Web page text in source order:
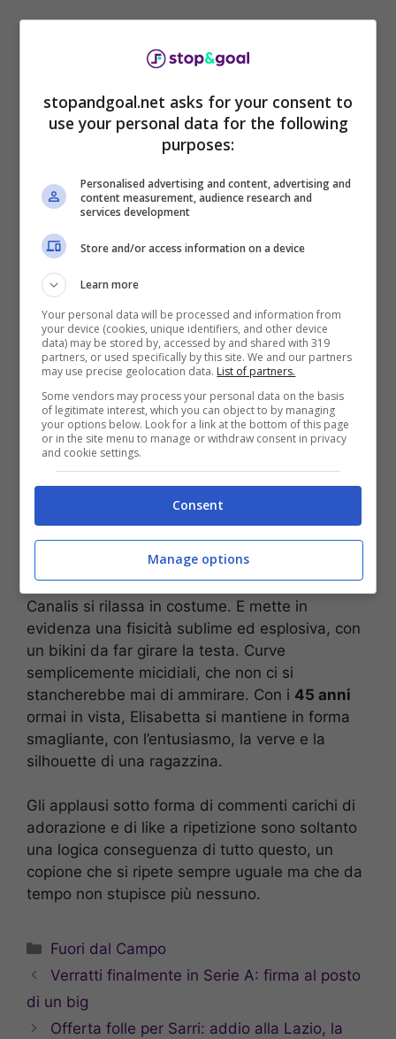
Il suo profilo Instagram viene sempre preso
oltre tre milioni e mezzo di followers) e in
questo periodo più che mai. Dato che le foto
sensazionali.
Elisabetta Canalis, visione più esplosiva che mai: quasi non ci
sono parole (foto da Instagram) – Stopandgoal.net
Trascorrendo un weekend con gli amici, la
Canalis si rilassa in costume. E mette in
evidenza una fisicità sublime ed esplosiva, con
un bikini da far girare la testa. Curve
semplicemente micidiali, che non ci si
stancherebbe mai di ammirare. Con i 45 anni
ormai in vista, Elisabetta si mantiene in forma
smagliante, con l’entusiasmo, la verve e la
silhouette di una ragazzina.
Gli applausi sotto forma di commenti carichi di
adorazione e di like a ripetizione sono soltanto
una logica conseguenza di tutto questo, un
copione che si ripete sempre uguale ma che da
tempo non stupisce più nessuno.
Categorie
Fuori dal Campo
Verratti finalmente in Serie A: firma al posto
di un big
Offerta folle per Sarri: addio alla Lazio, la
stopandgoal.net asks for your consent to
use your personal data for the following
purposes:
Personalised advertising and content, advertising and
content measurement, audience research and
services development
Store and/or access information on a device
Learn more
Your personal data will be processed and information from
your device (cookies, unique identifiers, and other device
data) may be stored by, accessed by and shared with 319
partners, or used specifically by this site. We and our partners
may use precise geolocation data. List of partners.
Some vendors may process your personal data on the basis
of legitimate interest, which you can object to by managing
your options below. Look for a link at the bottom of this page
or in the site menu to manage or withdraw consent in privacy
and cookie settings.
Consent
Manage options